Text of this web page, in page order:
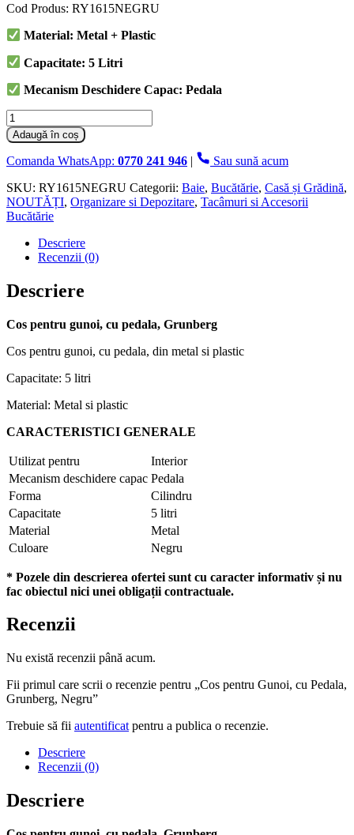
a
80.00 lei.
este:
Cod Produs: RY1615NEGRU
Material: Metal + Plastic
Capacitate: 5 Litri
Mecanism Deschidere Capac: Pedala
Cantitate
Cos
pentru
Gunoi,
Pedala,
Grunberg,
Negru
Adaugă în coș
Comanda WhatsApp: 0770 241 946 |
Sau sună acum
SKU: RY1615NEGRU Categorii: Baie, Bucătărie, Casă și Grădină,
NOUTĂȚI, Organizare si Depozitare, Tacâmuri si Accesorii
Bucătărie
Descriere
Recenzii (0)
Descriere
Cos pentru gunoi, cu pedala, Grunberg
Cos pentru gunoi, cu pedala, din metal si plastic
Capacitate: 5 litri
Material: Metal si plastic
CARACTERISTICI GENERALE
Utilizat pentru
Interior
Mecanism deschidere capac Pedala
Forma
Cilindru
Capacitate
5 litri
Material
Metal
Culoare
Negru
* Pozele din descrierea ofertei sunt cu caracter informativ și nu
fac obiectul nici unei obligații contractuale.
Recenzii
Nu există recenzii până acum.
Fii primul care scrii o recenzie pentru „Cos pentru Gunoi, cu Pedala,
Grunberg, Negru”
Trebuie să fii autentificat pentru a publica o recenzie.
Descriere
Recenzii (0)
Descriere